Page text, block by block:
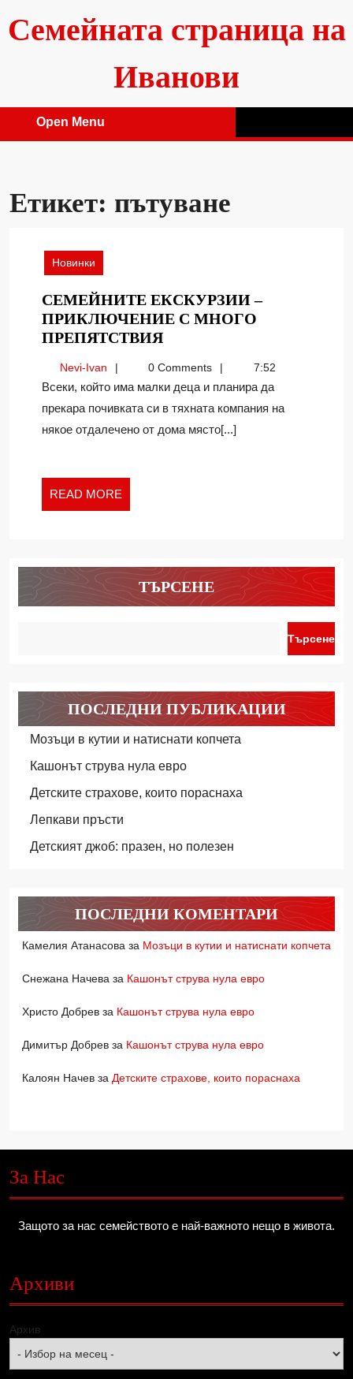
content
Семейната страница на
Иванови
Open Menu
Етикет: пътуване
Новинки
СЕМЕЙНИТЕ ЕКСКУРЗИИ –
ПРИКЛЮЧЕНИЕ С МНОГО
ПРЕПЯТСТВИЯСЕМЕЙНИТЕ
–
ПРИКЛЮЧЕНИЕ
С
МНОГО
Nevi-IvanNevi-
Ivan
0 Comments 7:52
Всеки, който има малки деца и планира да
прекара почивката си в тяхната компания на
някое отдалечено от дома място[...]
READ MORE
MORE
ТЪРСЕНЕ
Търсене
ПОСЛЕДНИ ПУБЛИКАЦИИ
Мозъци в кутии и натиснати копчета
Кашонът струва нула евро
Детските страхове, които пораснаха
Лепкави пръсти
Детският джоб: празен, но полезен
ПОСЛЕДНИ КОМЕНТАРИ
Камелия Атанасова за Мозъци в кутии и натиснати копчета
Снежана Начева за Кашонът струва нула евро
Христо Добрев за Кашонът струва нула евро
Димитър Добрев за Кашонът струва нула евро
Калоян Начев за Детските страхове, които пораснаха
За Нас
Защото за нас семейството е най-важното нещо в живота.
Архиви
Архив